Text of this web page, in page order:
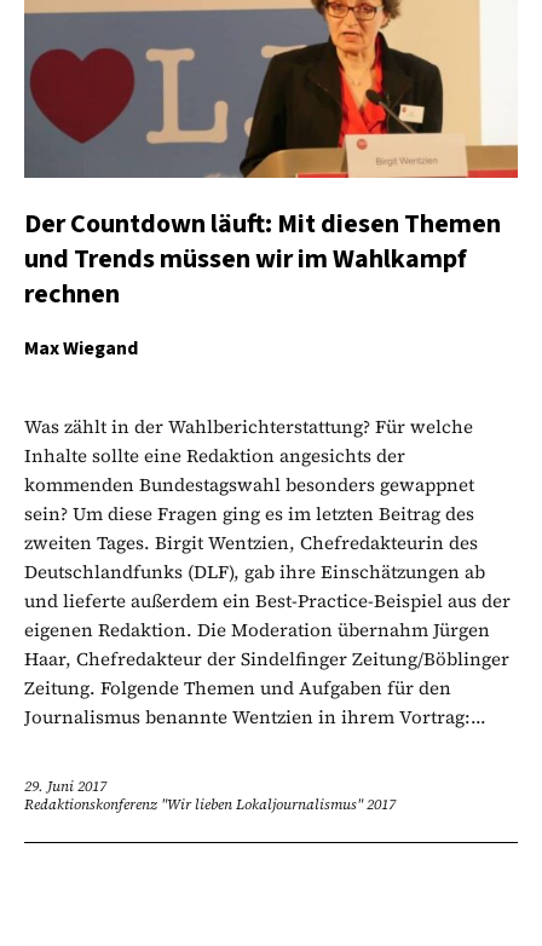
Der Countdown läuft: Mit diesen Themen
und Trends müssen wir im Wahlkampf
rechnen
Max Wiegand
Was zählt in der Wahlberichterstattung? Für welche
Inhalte sollte eine Redaktion angesichts der
kommenden Bundestagswahl besonders gewappnet
sein? Um diese Fragen ging es im letzten Beitrag des
zweiten Tages. Birgit Wentzien, Chefredakteurin des
Deutschlandfunks (DLF), gab ihre Einschätzungen ab
und lieferte außerdem ein Best-Practice-Beispiel aus der
eigenen Redaktion. Die Moderation übernahm Jürgen
Haar, Chefredakteur der Sindelfinger Zeitung/Böblinger
Zeitung. Folgende Themen und Aufgaben für den
Journalismus benannte Wentzien in ihrem Vortrag:...
29. Juni 2017
Redaktionskonferenz "Wir lieben Lokaljournalismus" 2017